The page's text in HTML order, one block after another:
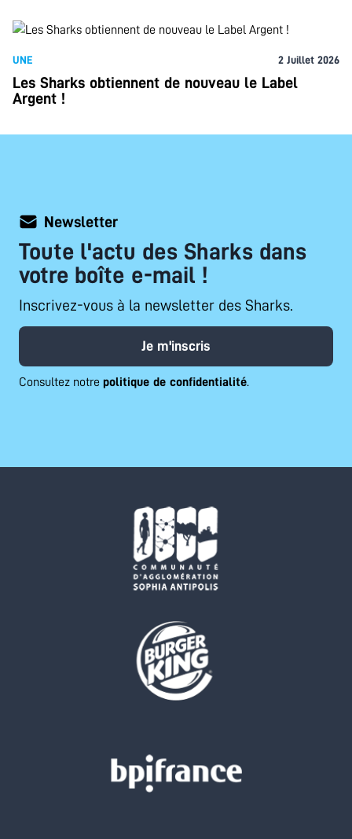
UNE 2 Juillet 2026
Les Sharks obtiennent de nouveau le Label
Argent !
Newsletter
Toute l'actu des Sharks dans
votre boîte e-mail !
Inscrivez-vous à la newsletter des Sharks.
Je m'inscris
Consultez notre politique de confidentialité.